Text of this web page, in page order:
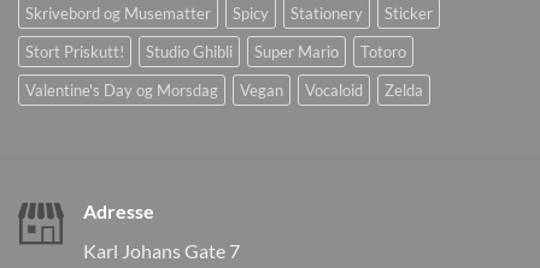
Skrivebord og Musematter
Spicy Stationery
Sticker
Stort Priskutt!
Studio Ghibli Super Mario
Totoro
Valentine's Day og Morsdag
Vegan Vocaloid Zelda
Adresse
Karl Johans Gate 7